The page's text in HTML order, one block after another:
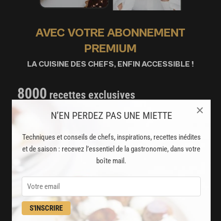
N’EN PERDEZ PAS UNE MIETTE
Techniques et conseils de chefs, inspirations, recettes inédites
et de saison : recevez l’essentiel de la gastronomie, dans votre
boîte mail.
S'INSCRIRE
×
AVEC VOTRE ABONNEMENT
PREMIUM
LA CUISINE DES CHEFS, ENFIN ACCESSIBLE !
8000 recettes exclusives
partagées par vos chefs préférés
2000vidéos de recettes
et techniques de cuisine et pâtisserie
disponibles chaque semaine
Stop pub